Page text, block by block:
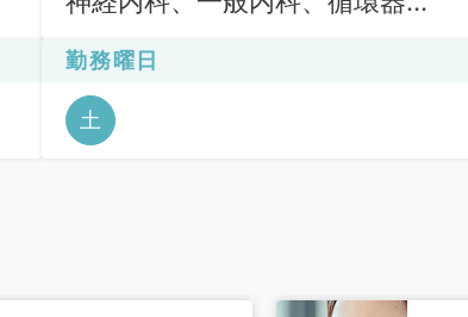
内分泌・代謝内科、腎臓内科、
老年内科、血液内科、膠原病科
勤務曜日
土